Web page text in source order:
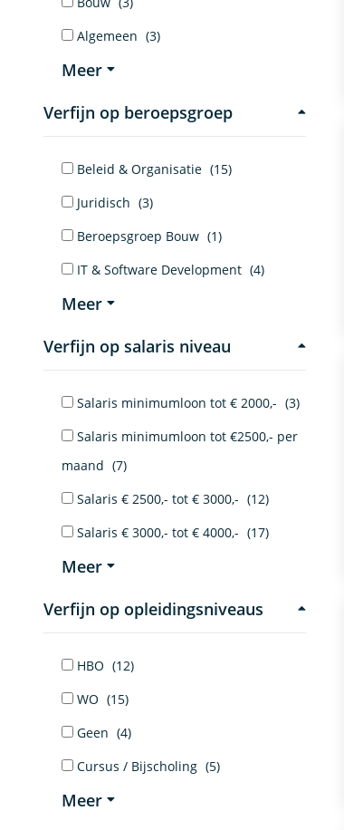
Algemeen (3)
Meer
Verfijn op beroepsgroep
Beleid & Organisatie (15)
Juridisch (3)
Beroepsgroep Bouw (1)
IT & Software Development (4)
Meer
Verfijn op salaris niveau
Salaris minimumloon tot € 2000,- (3)
Salaris minimumloon tot €2500,- per
maand (7)
Salaris € 2500,- tot € 3000,- (12)
Salaris € 3000,- tot € 4000,- (17)
Meer
Verfijn op opleidingsniveaus
HBO (12)
WO (15)
Geen (4)
Cursus / Bijscholing (5)
Meer